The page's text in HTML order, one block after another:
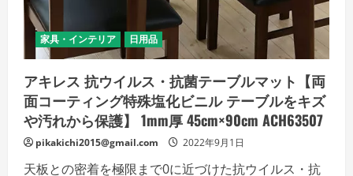
家具・インテリア 日用品
アキレス 抗ウイルス・抗菌テーブルマット【両
面コーティング特殊塩化ビニル テーブルをキズ
や汚れから保護】 1mm厚 45cm×90cm ACH63507
pikakichi2015@gmail.com 2022年9月1日
天板との密着を極限まで0に近づけた抗ウイルス・抗